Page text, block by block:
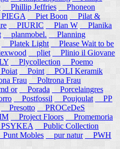
Phillip Jeffries
Phoneon
Piet Boon
Pilat &
PIURIC Plan W
Planika
planmobel. Planning
Platek Light
Please Wait to be
pliet
Plinio il Giovane
Plycollection
Poemo
Point
POLI Keramik
Frau
Poltrona Frau
or Porada
Porcelaingres
Postfossil Poujoulat
PP
Presotto
PROCeDeS
Project Floors
Promemoria
Public Collection
Mobles pur natur
PWH